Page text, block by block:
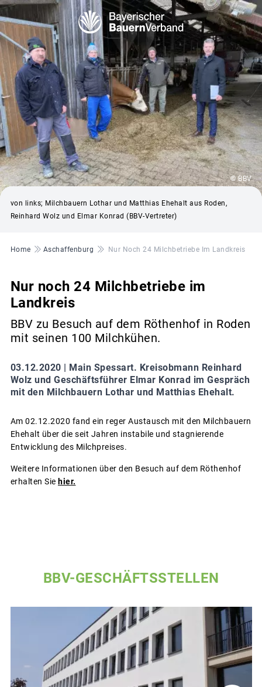
© BBV
von links; Milchbauern Lothar und Matthias Ehehalt aus Roden,
Reinhard Wolz und Elmar Konrad (BBV-Vertreter)
Pfadnavigation
Home Aschaffenburg Nur Noch 24 Milchbetriebe Im Landkreis
Nur noch 24 Milchbetriebe im
Landkreis
BBV zu Besuch auf dem Röthenhof in Roden
mit seinen 100 Milchkühen.
03.12.2020 |
Main Spessart. Kreisobmann Reinhard
Wolz und Geschäftsführer Elmar Konrad im Gespräch
mit den Milchbauern Lothar und Matthias Ehehalt.
Am 02.12.2020 fand ein reger Austausch mit den Milchbauern
Ehehalt über die seit Jahren instabile und stagnierende
Entwicklung des Milchpreises.
Weitere Informationen über den Besuch auf dem Röthenhof
erhalten Sie hier.
BBV-GESCHÄFTSSTELLEN